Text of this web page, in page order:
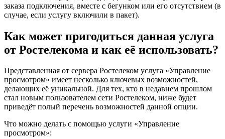
заказа подключения, вместе с бегунком или его отсутствием (в
случае, если услугу включили в пакет).
Как может пригодиться данная услуга
от Ростелекома и как её использовать?
Представленная от сервера Ростелеком услуга «Управление
просмотром» имеет несколько ключевых возможностей,
делающих её уникальной. Для тех, кто в недавнем прошлом
стал новым пользователем сети Ростелеком, ниже будет
приведёт полый перечень возможностей данной опции.
Что можно делать с помощью услуги «Управление
просмотром»: